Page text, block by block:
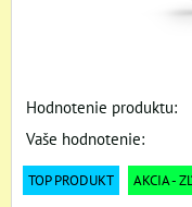
Hodnotenie produktu:
Vaše hodnotenie:
TOP PRODUKT AKCIA -